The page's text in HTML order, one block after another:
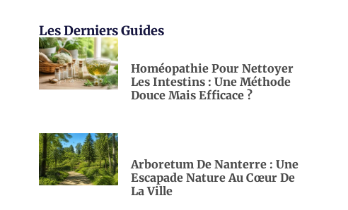
Les Derniers Guides
Homéopathie Pour Nettoyer
Les Intestins : Une Méthode
Douce Mais Efficace ?
Arboretum De Nanterre : Une
Escapade Nature Au Cœur De
La Ville